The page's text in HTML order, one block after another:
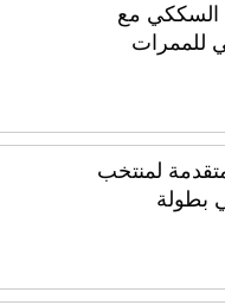
السككي مع
للممرات
متقدمة لمنتخب
بطولة